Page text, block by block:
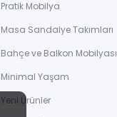
Pratik Mobilya
Masa Sandalye Takımları
Bahçe ve Balkon Mobilyası
Minimal Yaşam
Yeni Ürünler